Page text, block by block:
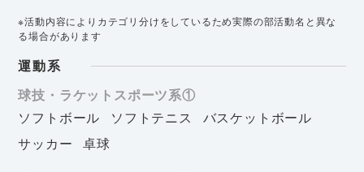
※活動内容によりカテゴリ分けをしているため実際の部活動名と異な
る場合があります
運動系
球技・ラケットスポーツ系①
ソフトボール
ソフトテニス
バスケットボール
サッカー
卓球